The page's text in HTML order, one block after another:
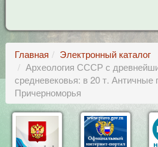
Главная
Электронный каталог
Археология СССР с
средневековья: в 20 т. Античные
Причерноморья